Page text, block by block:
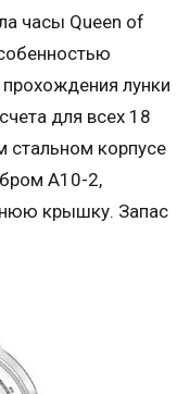
часы Queen of
лунки
для всех 18
стальном корпусе
A10-2,
крышку. Запас